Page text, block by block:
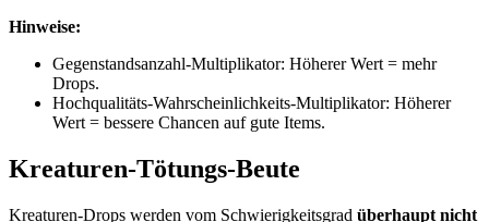
Hinweise:
Gegenstandsanzahl-Multiplikator: Höherer Wert = mehr
Drops.
Hochqualitäts-Wahrscheinlichkeits-Multiplikator: Höherer
Wert = bessere Chancen auf gute Items.
Kreaturen-Tötungs-Beute
Kreaturen-Drops werden vom Schwierigkeitsgrad überhaupt nicht